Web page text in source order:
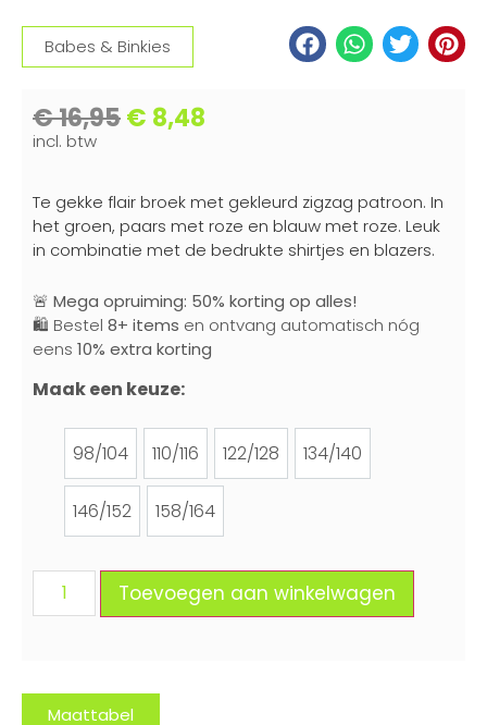
Babes & Binkies
€16,95€ 8,48
incl. btw
Te gekke flair broek met gekleurd zigzag patroon. In
het groen, paars met roze en blauw met roze. Leuk
in combinatie met de bedrukte shirtjes en blazers.
🚨 Mega opruiming: 50% korting op alles!
🛍️ Bestel 8+ items en ontvang automatisch nóg
eens 10% extra korting
Maak een keuze:
98/104
98/104
110/116
110/116
122/128
122/128
134/140
134/140
146/152
146/152
158/164
158/164
Toevoegen aan winkelwagen
Maattabel